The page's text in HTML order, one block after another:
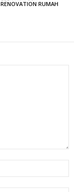
RENOVATION RUMAH